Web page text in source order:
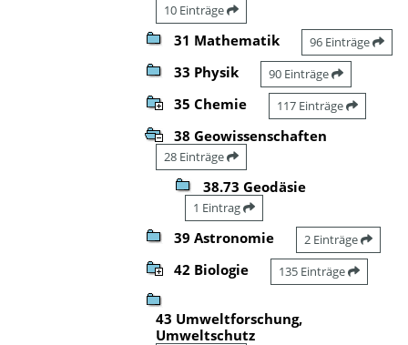
10 Einträge
31 Mathematik 96 Einträge
33 Physik 90 Einträge
35 Chemie 117 Einträge
38 Geowissenschaften
28 Einträge
38.73 Geodäsie
1 Eintrag
39 Astronomie 2 Einträge
42 Biologie 135 Einträge
43 Umweltforschung,
Umweltschutz